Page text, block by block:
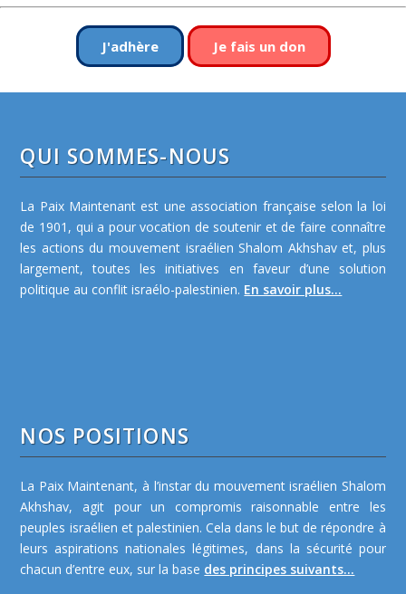
J'adhère Je fais un don
QUI SOMMES-NOUS
La Paix Maintenant est une association française selon la loi
de 1901, qui a pour vocation de soutenir et de faire connaître
les actions du mouvement israélien Shalom Akhshav et, plus
largement, toutes les initiatives en faveur d’une solution
politique au conflit israélo-palestinien. En savoir plus...
NOS POSITIONS
La Paix Maintenant, à l’instar du mouvement israélien Shalom
Akhshav, agit pour un compromis raisonnable entre les
peuples israélien et palestinien. Cela dans le but de répondre à
leurs aspirations nationales légitimes, dans la sécurité pour
chacun d’entre eux, sur la base des principes suivants...